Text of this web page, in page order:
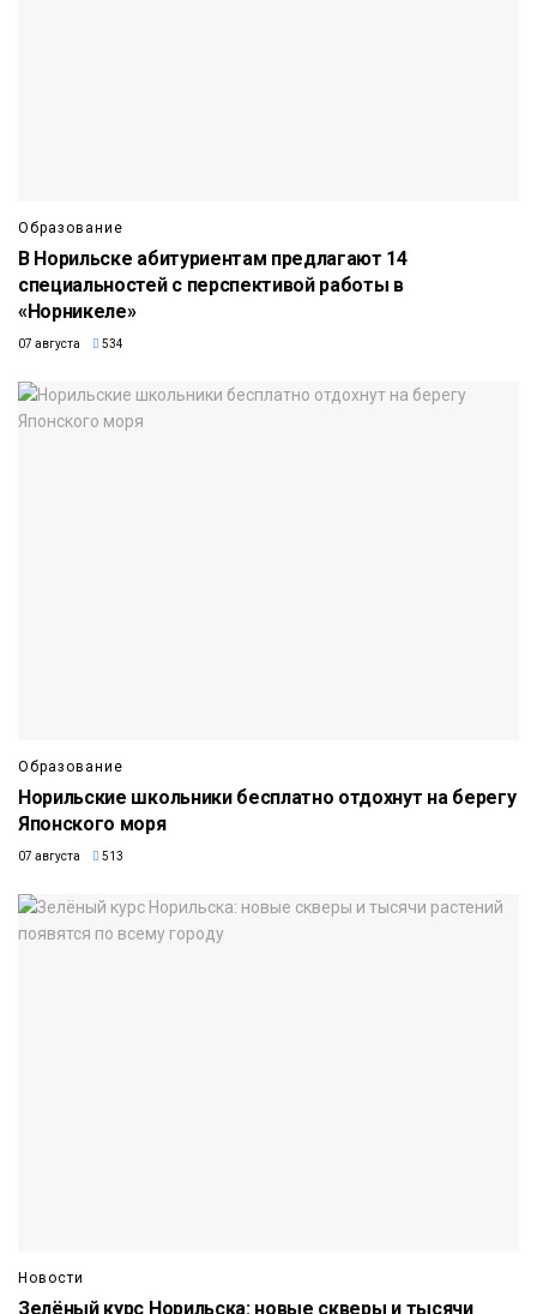
Образование
В Норильске абитуриентам предлагают 14
специальностей с перспективой работы в
«Норникеле»
07 августа 534
Образование
Норильские школьники бесплатно отдохнут на берегу
Японского моря
07 августа 513
Новости
Зелёный курс Норильска: новые скверы и тысячи